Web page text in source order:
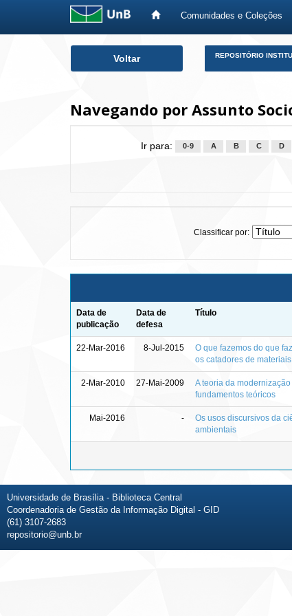
Comunidades e Coleções
Voltar REPOSITÓRIO
Navegando por Assunto
Ir para: 0-9 A B C D
Classificar por:
Data de
publicação
Data de
defesa
Título
22-Mar-2016 8-Jul-2015
O que fazemos do que
os catadores de
2-Mar-2010 27-Mai-2009
A teoria da
fundamentos teóricos
Mai-2016 -
Os usos discursivos da
ambientais
Universidade de Brasília - Biblioteca Central
Coordenadoria de Gestão da Informação Digital - GID
(61) 3107-2683
repositorio@unb.br